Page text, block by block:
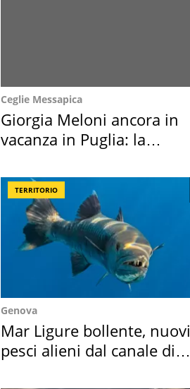
Ceglie Messapica
Giorgia Meloni ancora in
vacanza in Puglia: la
TERRITORIO
Genova
Mar Ligure bollente, nuovi
pesci alieni dal canale di